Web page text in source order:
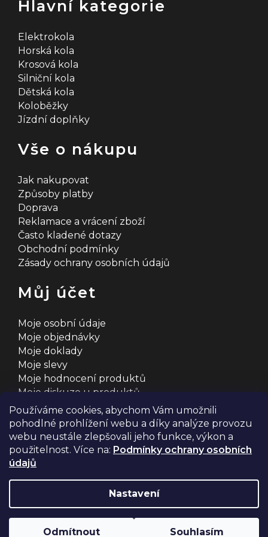
Používáme cookies, abychom Vám umožnili
pohodlné prohlížení webu a díky analýze provozu
webu neustále zlepšovali jeho funkce, výkon a
použitelnost. Více na: Podmínky ochrany osobních
údajů
Nastavení
Odmítnout Souhlasím
Hlavní kategorie
Elektrokola
Horská kola
Krosová kola
Silniční kola
Dětská kola
Koloběžky
Jízdní doplňky
Vše o nákupu
Jak nakupovat
Způsoby platby
Doprava
Reklamace a vrácení zboží
Často kladené dotazy
Obchodní podmínky
Zásady ochrany osobních údajů
Můj účet
Moje osobní údaje
Moje objednávky
Moje doklady
Moje slevy
Moje hodnocení produktů
Moje diskuze u produktů
Shoptet s ❤️ vyšperkovalo